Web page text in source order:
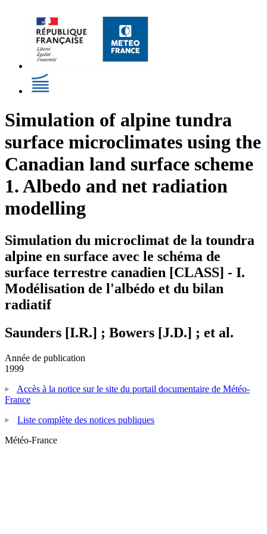
Simulation of alpine tundra
surface microclimates using the
Canadian land surface scheme
1. Albedo and net radiation
modelling
Simulation du microclimat de la toundra
alpine en surface avec le schéma de
surface terrestre canadien [CLASS] - I.
Modélisation de l'albédo et du bilan
radiatif
Saunders [I.R.] ; Bowers [J.D.] ; et al.
Année de publication
1999
Accès à la notice sur le site du portail documentaire de Météo-
France
Liste complète des notices publiques
Météo-France